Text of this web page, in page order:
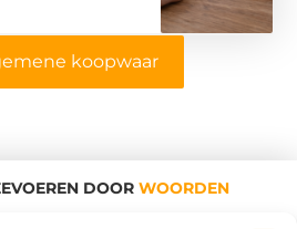
koopwaar
DOOR WOORDEN